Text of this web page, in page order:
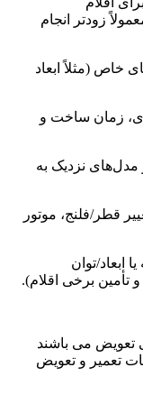
زودتر انجام
خاص (مثلاً ابعاد
زمان ساخت و
مدل‌های نزدیک به
قطر/فلنج، موتور
ابعاد/توان
تأمین برخی اقلام).
تا 10 سال خدمات تعمیر و تعویض